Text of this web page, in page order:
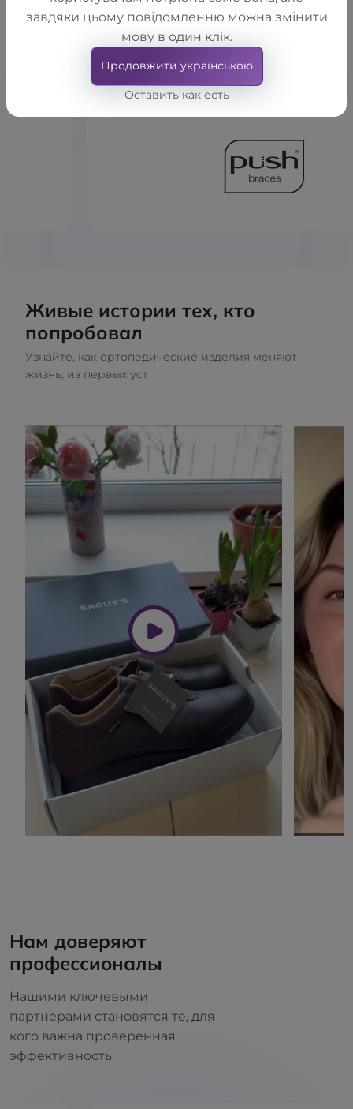
Мы работаем только с теми,
кому доверяем сами.
Живые истории тех, кто
попробовал
Узнайте, как ортопедические изделия меняют
жизнь, из первых уст
Нам доверяют
профессионалы
Нашими ключевыми
партнерами становятся те, для
кого важна проверенная
эффективность
завдяки цьому повідомленню можна змінити
мову в один клік.
Продовжити українською
Оставить как есть